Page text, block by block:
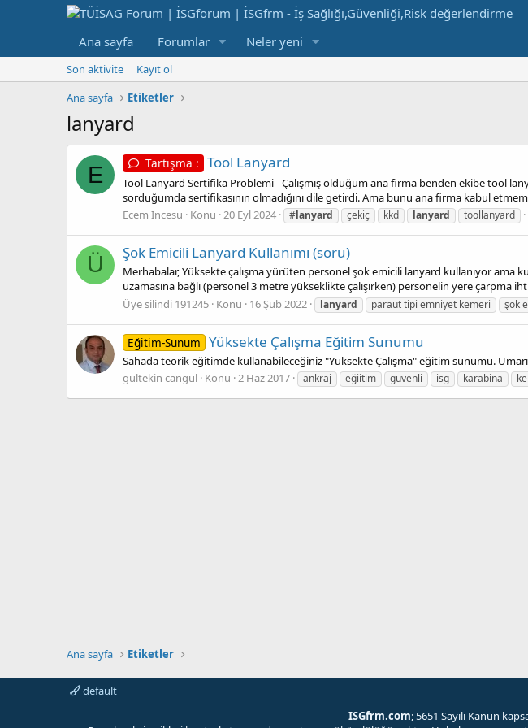
Ana sayfa Forumlar Neler yeni
Son aktivite
Kayıt ol
Ana sayfa
Etiketler
lanyard
E Tartışma : Tool Lanyard
Tool Lanyard Sertifika Problemi - Çalışmış olduğum ana firma benden ekibe tool
sorduğumda sertifikasının olmadığını dile getirdi. Ama bunu ana firma kabul
Ecem İncesu
Konu 20 Eyl 2024 #lanyard çekiç kkd lanyard toollanyard
Ü Şok Emicili Lanyard Kullanımı (soru)
Merhabalar, Yüksekte çalışma yürüten personel şok emicili lanyard kullanıyor ama
uzamasına bağlı (personel 3 metre yükseklikte çalışırken) personelin yere çarpma
Üye silindi 191245 Konu 16 Şub 2022 lanyard paraüt tipi emniyet kemeri şok
Eğitim-Sunum Yüksekte Çalışma Eğitim Sunumu
Sahada teorik eğitimde kullanabileceğiniz "Yüksekte Çalışma" eğitim sunumu.
gultekin cangul Konu 2 Haz 2017 ankraj eğiitim güvenli isg karabina
Ana sayfa Etiketler
default
ISGfrm.com; 5651 Sayılı Kanun